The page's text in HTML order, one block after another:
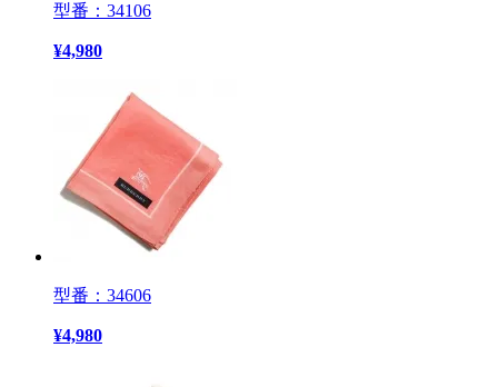
型番：34106
¥4,980
型番：34606
¥4,980